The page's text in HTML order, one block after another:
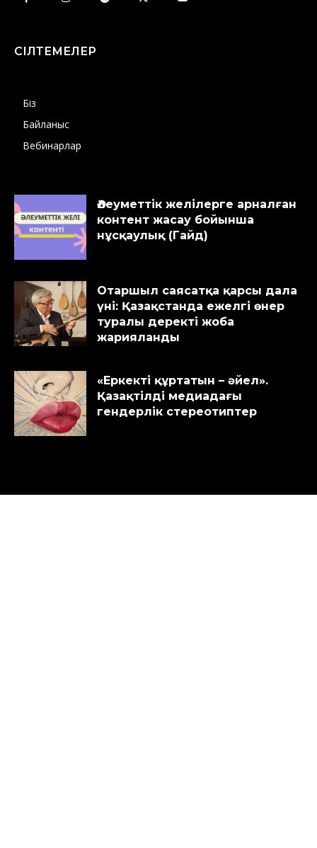
СІЛТЕМЕЛЕР
Біз
Байланыс
Вебинарлар
Әлеуметтік желілерге арналған
контент жасау бойынша
нұсқаулық (Гайд)
Отаршыл саясатқа қарсы дала
үні: Қазақстанда ежелгі өнер
туралы деректі жоба
жарияланды
«Еркекті құртатын – әйел».
Қазақтілді медиадағы
гендерлік стереотиптер